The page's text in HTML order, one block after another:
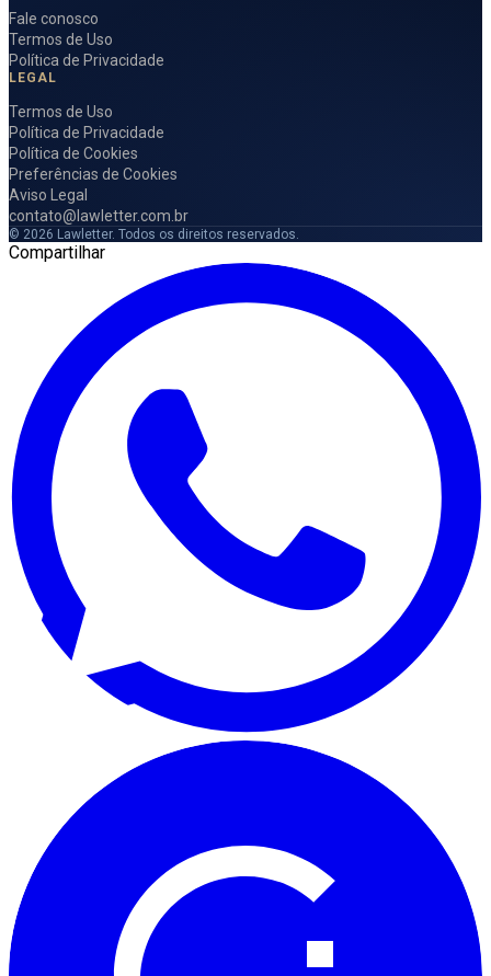
Fale conosco
Termos de Uso
Política de Privacidade
LEGAL
Termos de Uso
Política de Privacidade
Política de Cookies
Preferências de Cookies
Aviso Legal
contato@lawletter.com.br
© 2026 Lawletter. Todos os direitos reservados.
Compartilhar